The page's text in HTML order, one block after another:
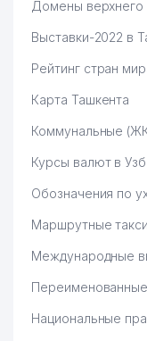
55
ШКОЛА
56
ЦЕНТР
УСЛУГ
РАЙОНА
Домены верхнего
Выставки-2022 в
Рейтинг стран
Карта Ташкента
Коммунальные
Курсы валют в
Обозначения по
Маршрутные
Международные
Национальные